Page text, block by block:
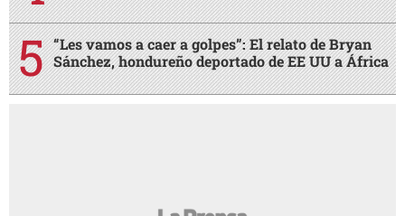
“Les vamos a caer a golpes”: El relato de Bryan
Sánchez, hondureño deportado de EE UU a África